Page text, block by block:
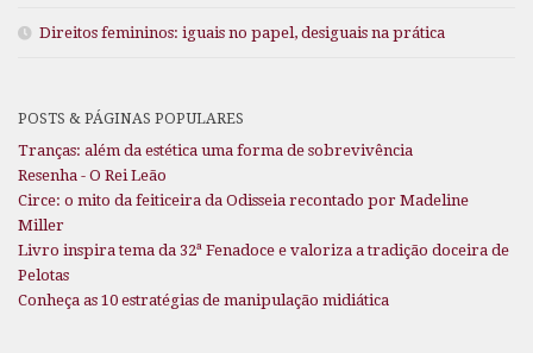
Direitos femininos: iguais no papel, desiguais na prática
POSTS & PÁGINAS POPULARES
Tranças: além da estética uma forma de sobrevivência
Resenha - O Rei Leão
Circe: o mito da feiticeira da Odisseia recontado por Madeline
Miller
Livro inspira tema da 32ª Fenadoce e valoriza a tradição doceira de
Pelotas
Conheça as 10 estratégias de manipulação midiática